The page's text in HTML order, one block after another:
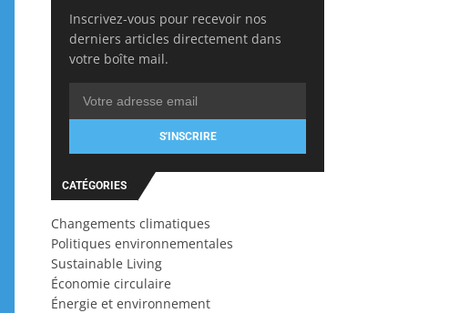
Inscrivez-vous pour recevoir nos
derniers articles directement dans
votre boîte mail.
S'INSCRIRE
CATÉGORIES
Changements climatiques
Politiques environnementales
Sustainable Living
Économie circulaire
Énergie et environnement